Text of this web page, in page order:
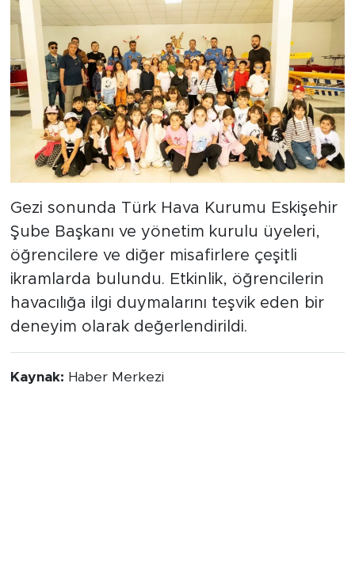
Gezi sonunda Türk Hava Kurumu Eskişehir
Şube Başkanı ve yönetim kurulu üyeleri,
öğrencilere ve diğer misafirlere çeşitli
ikramlarda bulundu. Etkinlik, öğrencilerin
havacılığa ilgi duymalarını teşvik eden bir
deneyim olarak değerlendirildi.
Kaynak: Haber Merkezi